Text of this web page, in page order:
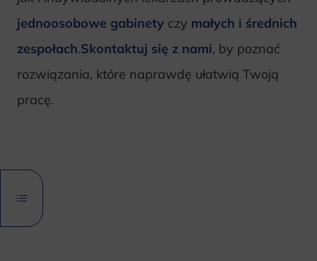
jednoosobowe gabinety czy małych i średnich
zespołach.Skontaktuj się z nami, by poznać
rozwiązania, które naprawdę ułatwią Twoją
pracę.